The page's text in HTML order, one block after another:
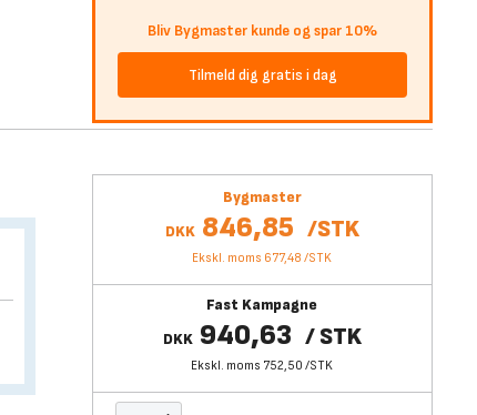
Bliv Bygmaster kunde og spar 10%
Tilmeld dig gratis i dag
Bygmaster
DKK 846,85 /STK
Ekskl. moms 677,48 /STK
Fast Kampagne
DKK 940,63 /STK
Ekskl. moms 752,50 /STK